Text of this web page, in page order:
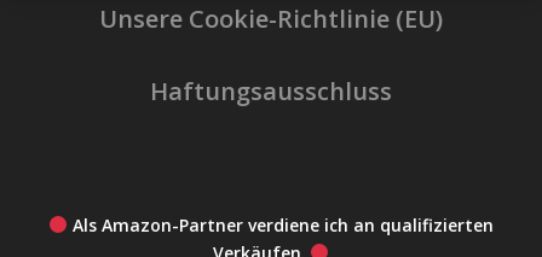
Unsere Cookie-Richtlinie (EU)
Haftungsausschluss
Als Amazon-Partner verdiene ich an qualifizierten